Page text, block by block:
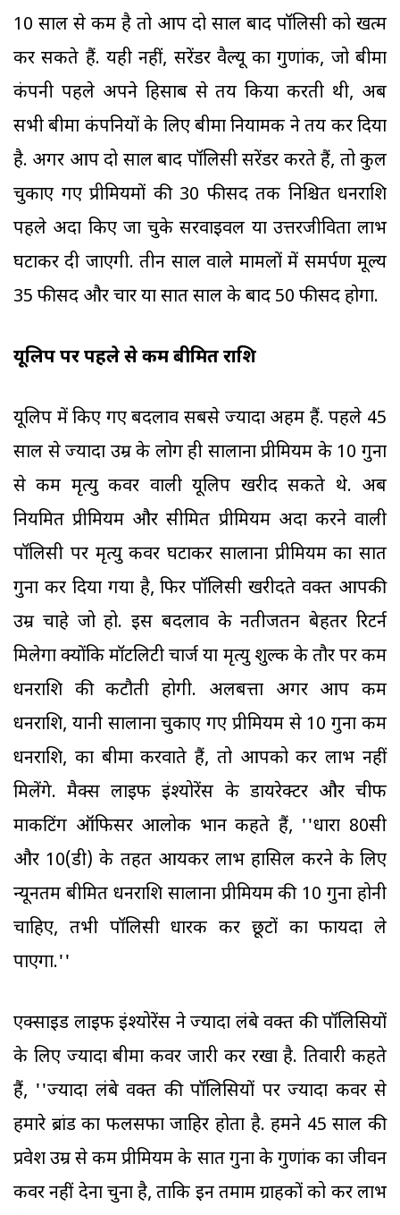
10 साल से कम है तो आप दो साल बाद पॉलिसी को खत्म
कर सकते हैं. यही नहीं, सरेंडर वैल्यू का गुणांक, जो बीमा
कंपनी पहले अपने हिसाब से तय किया करती थी, अब
सभी बीमा कंपनियों के लिए बीमा नियामक ने तय कर दिया
है. अगर आप दो साल बाद पॉलिसी सरेंडर करते हैं, तो कुल
चुकाए गए प्रीमियमों की 30 फीसद तक निश्चित धनराशि
पहले अदा किए जा चुके सरवाइवल या उत्तरजीविता लाभ
घटाकर दी जाएगी. तीन साल वाले मामलों में समर्पण मूल्य
35 फीसद और चार या सात साल के बाद 50 फीसद होगा.
यूलिप पर पहले से कम बीमित राशि
यूलिप में किए गए बदलाव सबसे ज्यादा अहम हैं. पहले 45
साल से ज्यादा उम्र के लोग ही सालाना प्रीमियम के 10 गुना
से कम मृत्यु कवर वाली यूलिप खरीद सकते थे. अब
नियमित प्रीमियम और सीमित प्रीमियम अदा करने वाली
पॉलिसी पर मृत्यु कवर घटाकर सालाना प्रीमियम का सात
गुना कर दिया गया है, फिर पॉलिसी खरीदते वक्त आपकी
उम्र चाहे जो हो. इस बदलाव के नतीजतन बेहतर रिटर्न
मिलेगा क्योंकि मॉर्टेलिटी चार्ज या मृत्यु शुल्क के तौर पर कम
धनराशि की कटौती होगी. अलबत्ता अगर आप कम
धनराशि, यानी सालाना चुकाए गए प्रीमियम से 10 गुना कम
धनराशि, का बीमा करवाते हैं, तो आपको कर लाभ नहीं
मिलेंगे. मैक्स लाइफ इंश्योरेंस के डायरेक्टर और चीफ
मार्केटिंग ऑफिसर आलोक भान कहते हैं, ''धारा 80सी
और 10(डी) के तहत आयकर लाभ हासिल करने के लिए
न्यूनतम बीमित धनराशि सालाना प्रीमियम की 10 गुना होनी
चाहिए, तभी पॉलिसी धारक कर छूटों का फायदा ले
पाएगा.''
एक्साइड लाइफ इंश्योरेंस ने ज्यादा लंबे वक्त की पॉलिसियों
के लिए ज्यादा बीमा कवर जारी कर रखा है. तिवारी कहते
हैं, ''ज्यादा लंबे वक्त की पॉलिसियों पर ज्यादा कवर से
हमारे ब्रांड का फलसफा जाहिर होता है. हमने 45 साल की
प्रवेश उम्र से कम प्रीमियम के सात गुना के गुणांक का जीवन
कवर नहीं देना चुना है, ताकि इन तमाम ग्राहकों को कर लाभ